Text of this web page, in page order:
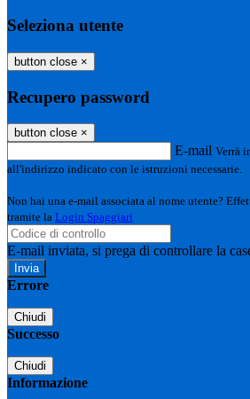
Seleziona utente
button close ×
Recupero password
button close ×
E-mail Verrà
all'indirizzo indicato con le istruzioni necessarie.
Non hai una e-mail associata al nome utente?
tramite la Login Spaggiari
E-mail inviata, si prega di controllare la
Errore
Chiudi
Successo
Chiudi
Informazione